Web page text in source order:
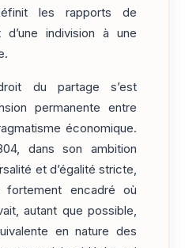
les rapports de
indivision à une
du partage s’est
permanente entre
économique.
dans son ambition
et d’égalité stricte,
encadré où
autant que possible,
en nature des